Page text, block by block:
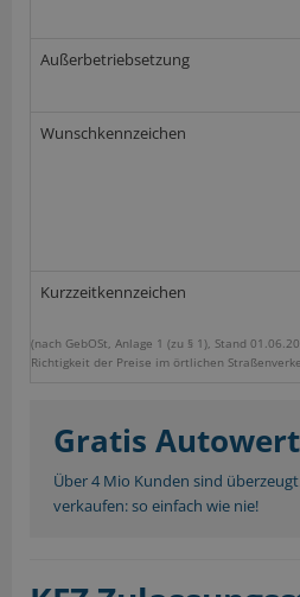
Außerbetriebsetzung
Wunschkennzeichen
Kurzzeitkennzeichen
(nach GebOSt, Anlage 1 (zu § 1), Stand
Richtigkeit der Preise im örtlichen
Gratis
Über 4 Mio Kunden sind
verkaufen: so einfach wie nie!